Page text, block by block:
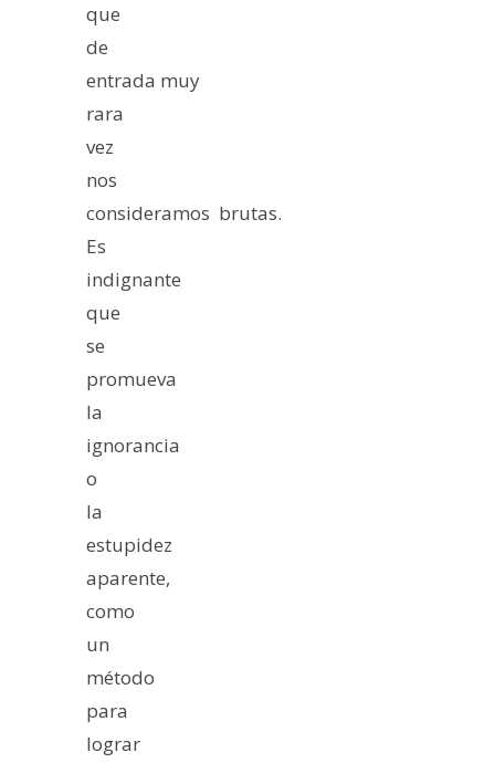
que
de
entrada muy
rara
vez
nos
consideramos brutas.
Es
indignante
que
se
promueva
la
ignorancia
o
la
estupidez
aparente,
como
un
método
para
lograr